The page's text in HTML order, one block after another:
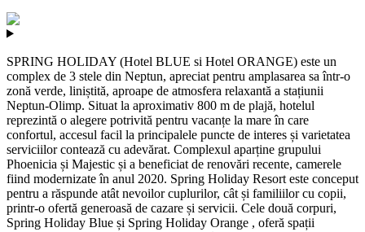
SPRING HOLIDAY (Hotel BLUE si Hotel ORANGE) este un
complex de 3 stele din Neptun, apreciat pentru amplasarea sa într-o
zonă verde, liniștită, aproape de atmosfera relaxantă a stațiunii
Neptun-Olimp. Situat la aproximativ 800 m de plajă, hotelul
reprezintă o alegere potrivită pentru vacanțe la mare în care
confortul, accesul facil la principalele puncte de interes și varietatea
serviciilor contează cu adevărat. Complexul aparține grupului
Phoenicia și Majestic și a beneficiat de renovări recente, camerele
fiind modernizate în anul 2020. Spring Holiday Resort este conceput
pentru a răspunde atât nevoilor cuplurilor, cât și familiilor cu copii,
printr-o ofertă generoasă de cazare și servicii. Cele două corpuri,
Spring Holiday Blue și Spring Holiday Orange , oferă spații